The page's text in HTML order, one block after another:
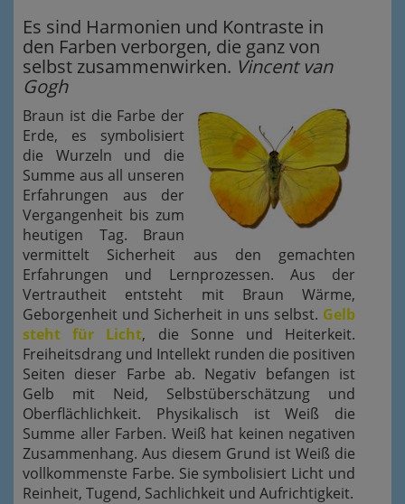
Es sind Harmonien und Kontraste in
den Farben verborgen, die ganz von
selbst zusammenwirken. Vincent van
Gogh
Braun ist die Farbe der
Erde, es symbolisiert
die Wurzeln und die
Summe aus all unseren
Erfahrungen aus der
Vergangenheit bis zum
heutigen Tag. Braun
vermittelt Sicherheit aus den gemachten
Erfahrungen und Lernprozessen. Aus der
Vertrautheit entsteht mit Braun Wärme,
Geborgenheit und Sicherheit in uns selbst. Gelb
steht für Licht, die Sonne und Heiterkeit.
Freiheitsdrang und Intellekt runden die positiven
Seiten dieser Farbe ab. Negativ befangen ist
Gelb mit Neid, Selbstüberschätzung und
Oberflächlichkeit. Physikalisch ist Weiß die
Summe aller Farben. Weiß hat keinen negativen
Zusammenhang. Aus diesem Grund ist Weiß die
vollkommenste Farbe. Sie symbolisiert Licht und
Reinheit, Tugend, Sachlichkeit und Aufrichtigkeit.